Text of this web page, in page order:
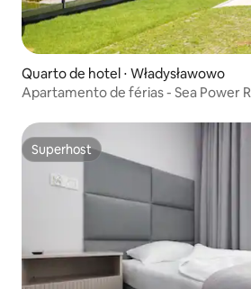
Quarto de hotel ⋅ Władysławowo
Apartamento de férias - Sea Power
Superhost
Superhost